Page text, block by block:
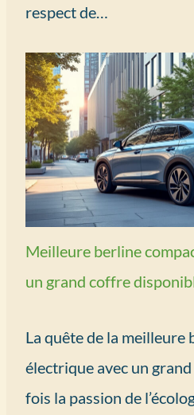
respect de…
Meilleure berline
un grand coffre
La quête de la meilleure
électrique avec un
fois la passion de